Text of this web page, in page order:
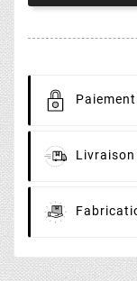
Paiement
Livraison